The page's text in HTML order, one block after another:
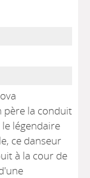
père la conduit
légendaire
ce danseur
à la cour de